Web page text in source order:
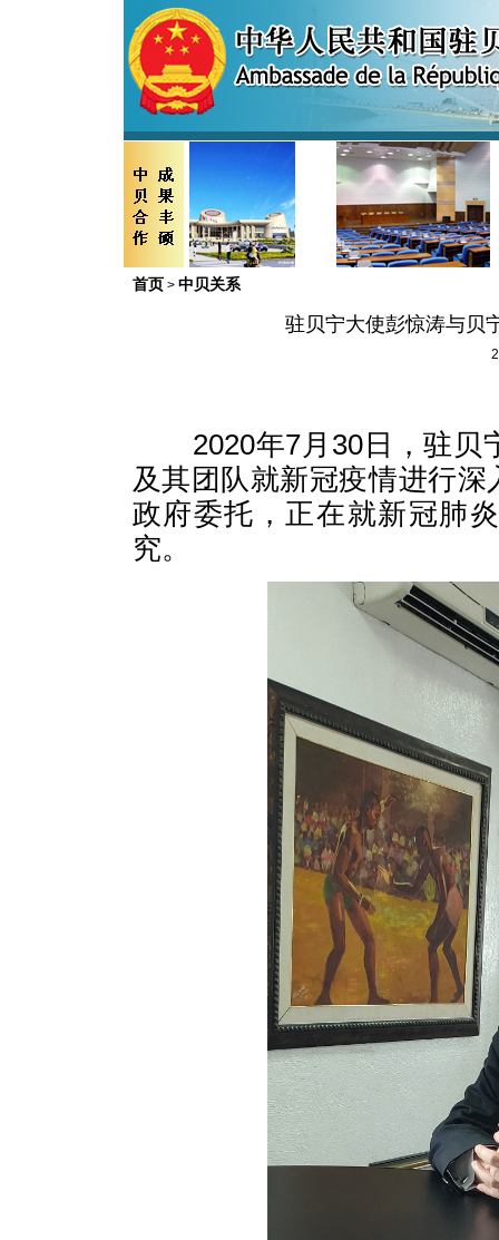
首页 > 中贝关系
驻贝宁大使彭惊涛与贝
2020年7月30日，驻贝
及其团队就新冠疫情进行
政府委托，正在就新冠肺
究。